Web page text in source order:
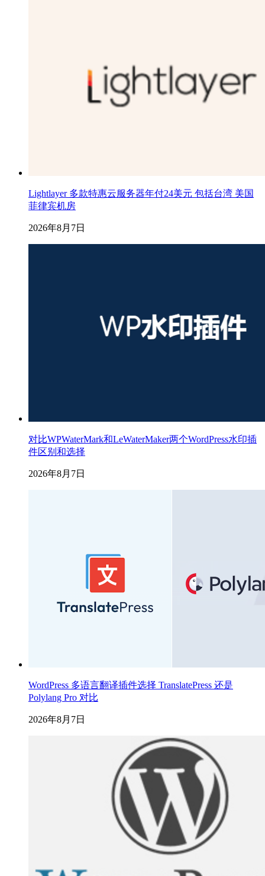
Lightlayer 多款特惠云服务器年付24美元 包括台湾 美国
菲律宾机房
2026年8月7日
对比WPWaterMark和LeWaterMaker两个WordPress水印插
件区别和选择
2026年8月7日
WordPress 多语言翻译插件选择 TranslatePress 还是
Polylang Pro 对比
2026年8月7日